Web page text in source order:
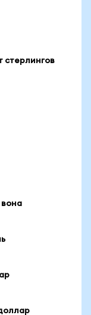
стерлингов
вона